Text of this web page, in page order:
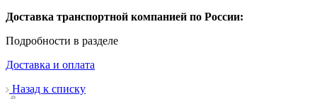
Доставка транспортной компанией по России:
Подробности в разделе
Доставка и оплата
Назад к списку